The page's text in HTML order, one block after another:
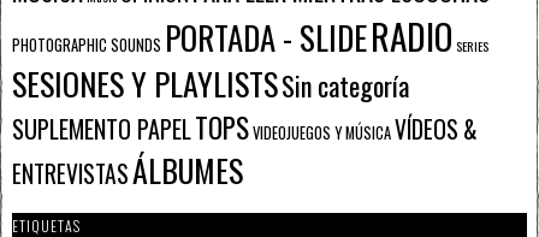
PHOTOGRAPHIC SOUNDS PORTADA - SLIDERADIO SERIES
SESIONES Y PLAYLISTSSin categoría
SUPLEMENTO PAPELTOPSVIDEOJUEGOS Y MÚSICAVÍDEOS &
ENTREVISTASÁLBUMES
ETIQUETAS